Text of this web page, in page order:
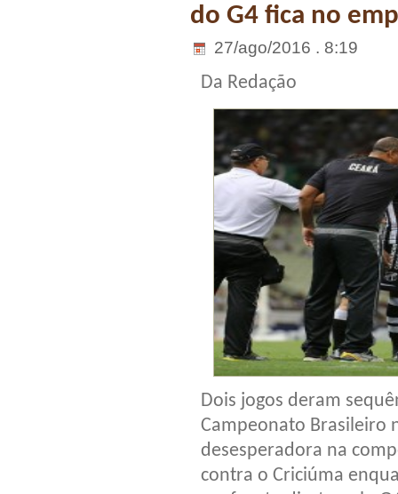
do G4 fica no
27/ago/2016 . 8:19
Da Redação
Dois jogos deram
Campeonato Brasileiro
desesperadora na
contra o Criciúma